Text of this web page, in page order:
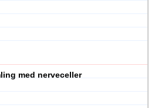
med nerveceller